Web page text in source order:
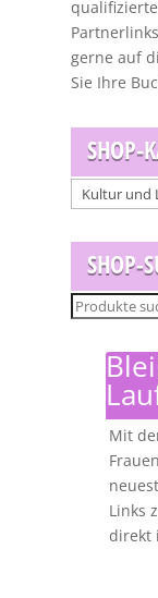
gerne auf
Sie Ihre
SHOP-
SHOP-
Suchen
Mit
Links
direkt